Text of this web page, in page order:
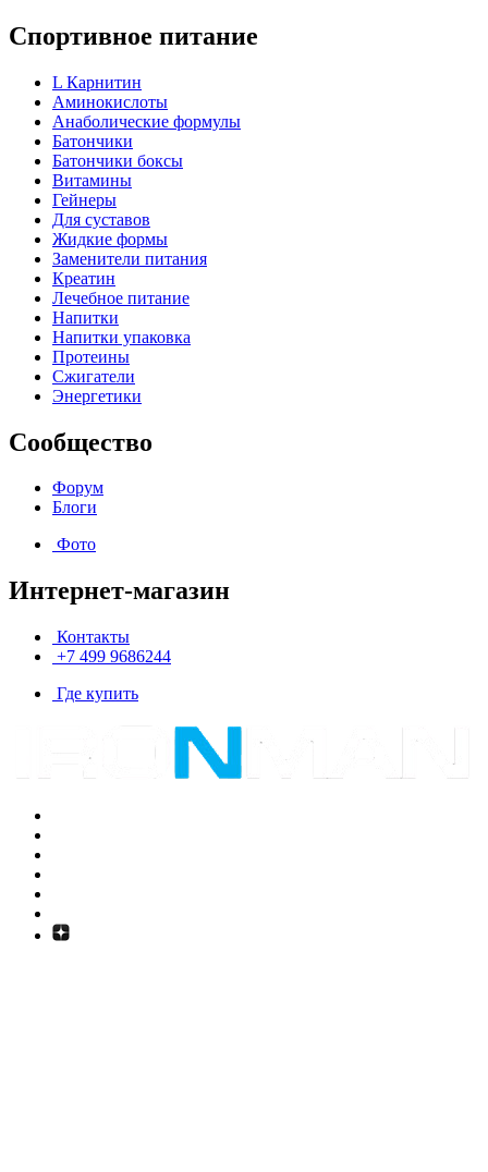
Спортивное питание
L Карнитин
Аминокислоты
Анаболические формулы
Батончики
Батончики боксы
Витамины
Гейнеры
Для суставов
Жидкие формы
Заменители питания
Креатин
Лечебное питание
Напитки
Напитки упаковка
Протеины
Сжигатели
Энергетики
Сообщество
Форум
Блоги
Фото
Интернет-магазин
Контакты
+7 499 9686244
Где купить